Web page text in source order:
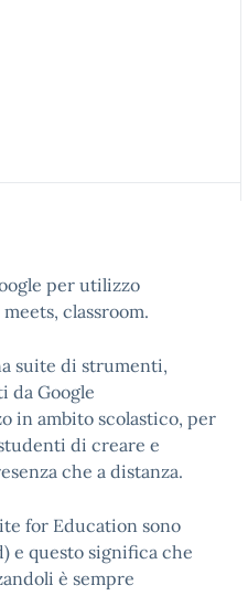
per utilizzo
classroom.
suite di strumenti,
da Google
in ambito scolastico, per
di creare e
che a distanza.
for Education sono
e questo significa che
è sempre